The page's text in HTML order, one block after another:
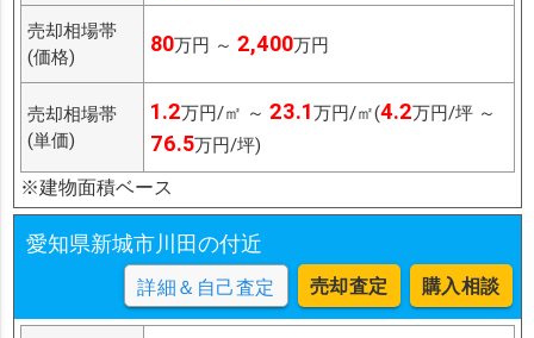
売却相場帯
(価格)
80万円 ～ 2,400万円
売却相場帯
(単価)
1.2万円/㎡ ～ 23.1万円/㎡(4.2万円/坪 ～
76.5万円/坪)
※建物面積ベース
愛知県新城市川田の付近
詳細＆自己査定 売却査定 購入相談